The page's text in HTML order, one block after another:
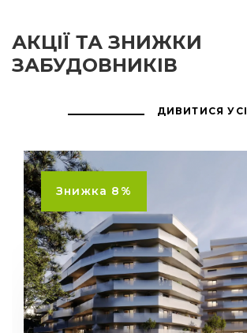
АКЦІЇ ТА ЗНИЖКИ
ЗАБУДОВНИКІВ
ДИВИТИСЯ УСІ
Знижка 8%